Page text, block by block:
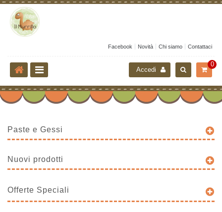
Facebook Novità Chi siamo Contattaci
0
Accedi
Paste e Gessi
Nuovi prodotti
Offerte Speciali